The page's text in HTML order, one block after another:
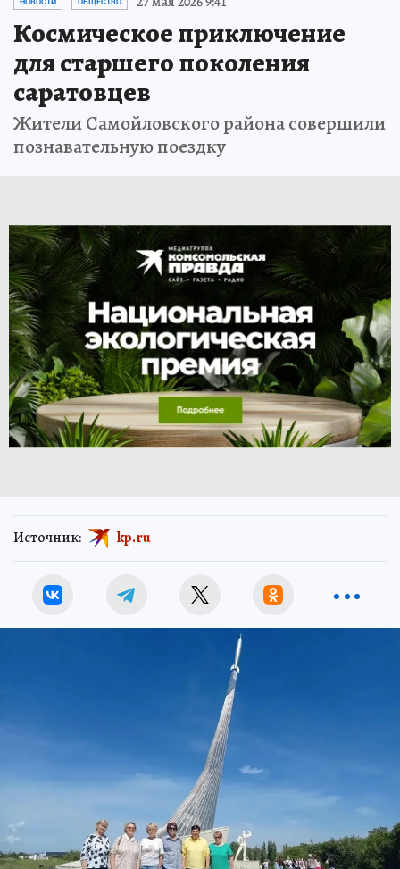
НОВОСТИ ОБЩЕСТВО
Космическое приключение
для старшего поколения
саратовцев
Жители Самойловского района совершили
познавательную поездку
Источник: kp.ru